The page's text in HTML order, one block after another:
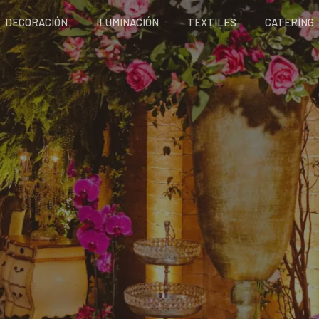
DECORACIÓN ILUMINACIÓN TEXTILES CATERING